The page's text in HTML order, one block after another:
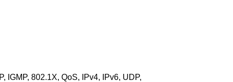
IGMP, 802.1X, QoS, IPv4, IPv6, UDP,